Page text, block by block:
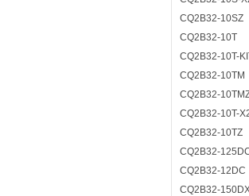
CQ2B32-10SZ
CQ2B32-10T
CQ2B32-10T-
CQ2B32-10TM
CQ2B32-
CQ2B32-10T-
CQ2B32-10TZ
CQ2B32-
CQ2B32-12DC
CQ2B32-